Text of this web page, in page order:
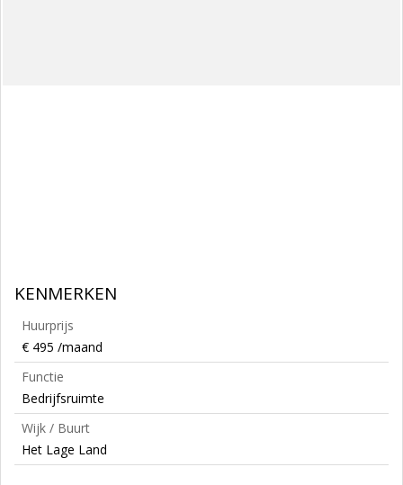
KENMERKEN
Huurprijs
€ 495 /maand
Functie
Bedrijfsruimte
Wijk / Buurt
Het Lage Land